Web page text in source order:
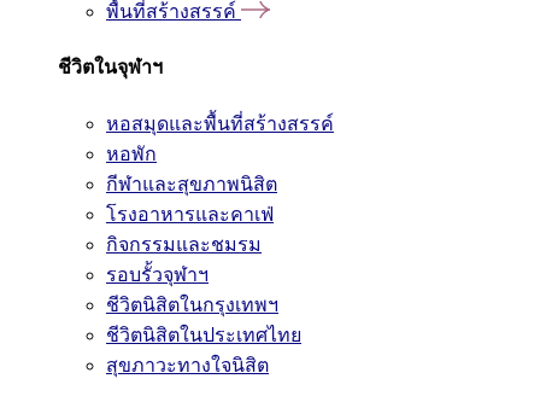
พื้นที่สร้างสรรค์
ชีวิตในจุฬาฯ
หอสมุดและพื้นที่สร้างสรรค์
หอพัก
กีฬาและสุขภาพนิสิต
โรงอาหารและคาเฟ่
กิจกรรมและชมรม
รอบรั้วจุฬาฯ
ชีวิตนิสิตในกรุงเทพฯ
ชีวิตนิสิตในประเทศไทย
สุขภาวะทางใจนิสิต